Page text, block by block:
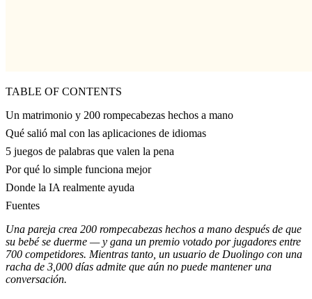
TABLE OF CONTENTS
Un matrimonio y 200 rompecabezas hechos a mano
Qué salió mal con las aplicaciones de idiomas
5 juegos de palabras que valen la pena
Por qué lo simple funciona mejor
Donde la IA realmente ayuda
Fuentes
Una pareja crea 200 rompecabezas hechos a mano después de que
su bebé se duerme — y gana un premio votado por jugadores entre
700 competidores. Mientras tanto, un usuario de Duolingo con una
racha de 3,000 días admite que aún no puede mantener una
conversación.